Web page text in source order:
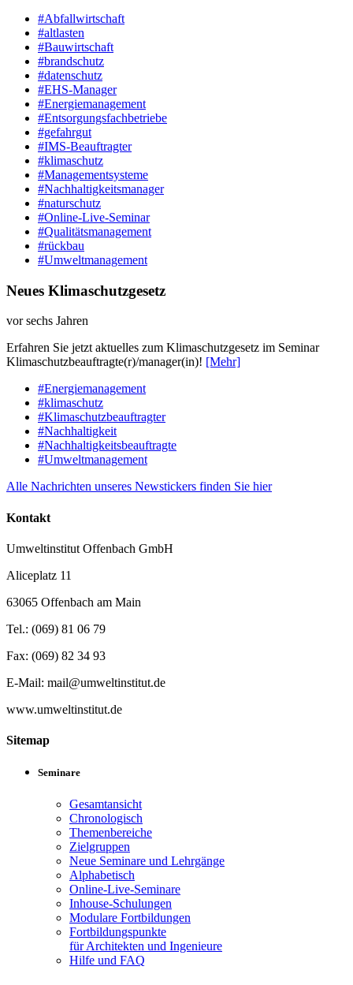
#Abfallwirtschaft
#altlasten
#Bauwirtschaft
#brandschutz
#datenschutz
#EHS-Manager
#Energiemanagement
#Entsorgungsfachbetriebe
#gefahrgut
#IMS-Beauftragter
#klimaschutz
#Managementsysteme
#Nachhaltigkeitsmanager
#naturschutz
#Online-Live-Seminar
#Qualitätsmanagement
#rückbau
#Umweltmanagement
Neues Klimaschutzgesetz
vor sechs Jahren
Erfahren Sie jetzt aktuelles zum Klimaschutzgesetz im Seminar
Klimaschutzbeauftragte(r)/manager(in)! [Mehr]
#Energiemanagement
#klimaschutz
#Klimaschutzbeauftragter
#Nachhaltigkeit
#Nachhaltigkeitsbeauftragte
#Umweltmanagement
Alle Nachrichten unseres Newstickers finden Sie hier
Kontakt
Umweltinstitut Offenbach GmbH
Aliceplatz 11
63065 Offenbach am Main
Tel.: (069) 81 06 79
Fax: (069) 82 34 93
E-Mail: mail@umweltinstitut.de
www.umweltinstitut.de
Sitemap
Seminare
Gesamtansicht
Chronologisch
Themenbereiche
Zielgruppen
Neue Seminare und Lehrgänge
Alphabetisch
Online-Live-Seminare
Inhouse-Schulungen
Modulare Fortbildungen
Fortbildungspunkte
für Architekten und Ingenieure
Hilfe und FAQ